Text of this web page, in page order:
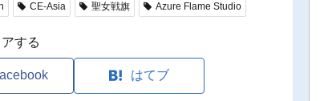
CE-Asia 聖女戦旗 Azure Flame Studio
する
はてブ